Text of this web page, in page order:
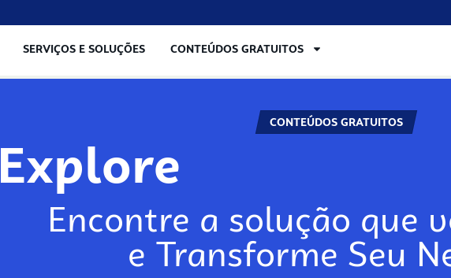
SERVIÇOS E SOLUÇÕES CONTEÚDOS GRATUITOS
CONTEÚDOS GRATUITOS
Explore
Encontre a solução que
e Transforme Seu